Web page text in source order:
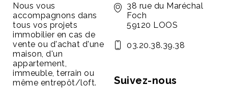
Nous vous
accompagnons dans
tous vos projets
immobilier en cas de
vente ou d'achat d'une
maison, d'un
appartement,
immeuble, terrain ou
même entrepôt/loft.
38 rue du Maréchal
Foch
59120 LOOS
03.20.38.39.38
Suivez-nous